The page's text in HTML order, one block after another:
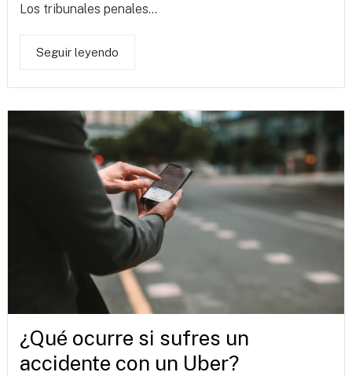
Los tribunales penales...
Seguir leyendo
¿Qué ocurre si sufres un
accidente con un Uber?